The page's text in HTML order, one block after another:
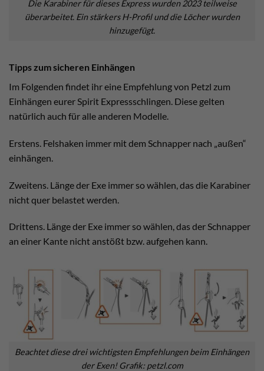
Die Karabiner für dieses Express wurden 2023 teilweise
überarbeitet. Ein stärkers H-Profil und die Löcher wurden
hinzugefügt.
Tipps zum sicheren Einhängen
Im Folgenden findet ihr eine Empfehlung von Petzl zum
Einhängen eurer Spirit Expressschlingen. Diese gelten
natürlich auch für alle anderen Modelle.
Erstens. Felshaken immer mit dem Schnapper nach „außen“
einhängen.
Zweitens. Länge der Exe immer so wählen, das die Karabiner
nicht quer belastet werden.
Drittens. Länge der Exe immer so wählen, das der Schnapper
an einer Kante nicht anstößt bzw. aufgehen kann.
Beachtet diese drei wichtigsten Empfehlungen beim Einhängen
der Exen! Grafik: petzl.com